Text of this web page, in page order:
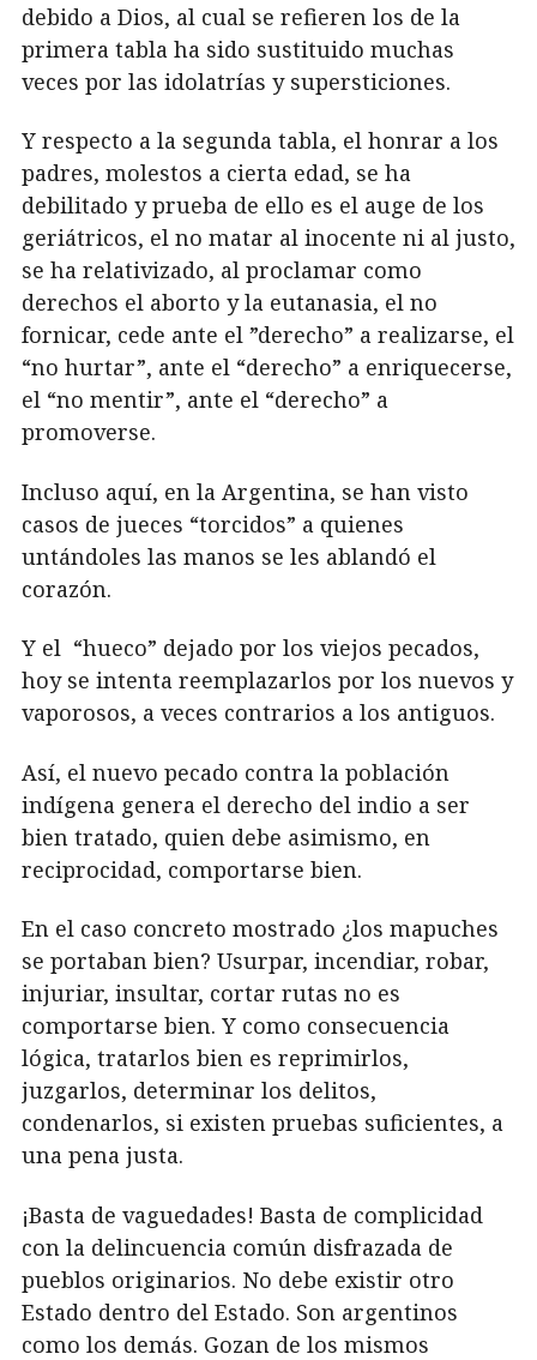
debido a Dios, al cual se refieren los de la
primera tabla ha sido sustituido muchas
veces por las idolatrías y supersticiones.
Y respecto a la segunda tabla, el honrar a los
padres, molestos a cierta edad, se ha
debilitado y prueba de ello es el auge de los
geriátricos, el no matar al inocente ni al justo,
se ha relativizado, al proclamar como
derechos el aborto y la eutanasia, el no
fornicar, cede ante el ”derecho” a realizarse, el
“no hurtar”, ante el “derecho” a enriquecerse,
el “no mentir”, ante el “derecho” a
promoverse.
Incluso aquí, en la Argentina, se han visto
casos de jueces “torcidos” a quienes
untándoles las manos se les ablandó el
corazón.
Y el “hueco” dejado por los viejos pecados,
hoy se intenta reemplazarlos por los nuevos y
vaporosos, a veces contrarios a los antiguos.
Así, el nuevo pecado contra la población
indígena genera el derecho del indio a ser
bien tratado, quien debe asimismo, en
reciprocidad, comportarse bien.
En el caso concreto mostrado ¿los mapuches
se portaban bien? Usurpar, incendiar, robar,
injuriar, insultar, cortar rutas no es
comportarse bien. Y como consecuencia
lógica, tratarlos bien es reprimirlos,
juzgarlos, determinar los delitos,
condenarlos, si existen pruebas suficientes, a
una pena justa.
¡Basta de vaguedades! Basta de complicidad
con la delincuencia común disfrazada de
pueblos originarios. No debe existir otro
Estado dentro del Estado. Son argentinos
como los demás. Gozan de los mismos